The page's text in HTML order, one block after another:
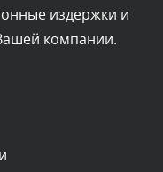
Сегодня, в 01:52
проверки
издержки и
компании.